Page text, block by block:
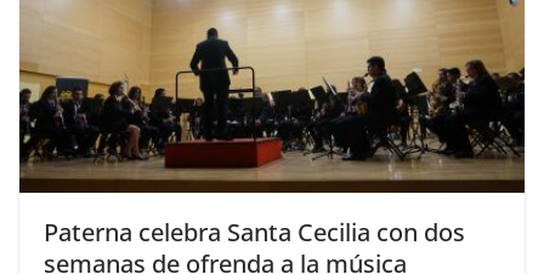
Paterna celebra Santa Cecilia con dos
semanas de ofrenda a la música